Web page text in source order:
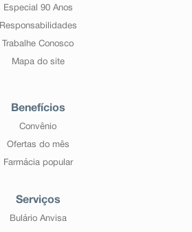
Especial 90 Anos
Responsabilidades
Trabalhe Conosco
Mapa do site
Benefícios
Convênio
Ofertas do mês
Farmácia popular
Serviços
Bulário Anvisa